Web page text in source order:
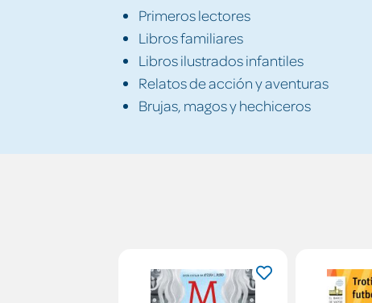
Primeros lectores
Libros familiares
Libros ilustrados infantiles
Relatos de acción y aventuras
Brujas, magos y hechiceros